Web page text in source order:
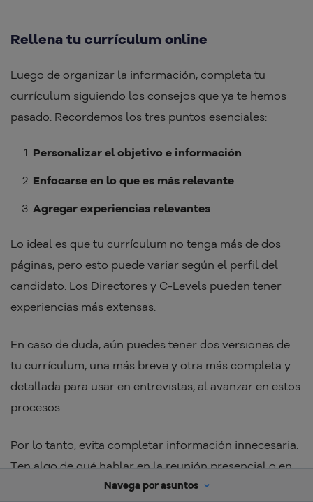
Rellena tu currículum online
Luego de organizar la información, completa tu
currículum siguiendo los consejos que ya te hemos
pasado. Recordemos los tres puntos esenciales:
Personalizar el objetivo e información
Enfocarse en lo que es más relevante
Agregar experiencias relevantes
Lo ideal es que tu currículum no tenga más de dos
páginas, pero esto puede variar según el perfil del
candidato. Los Directores y C-Levels pueden tener
experiencias más extensas.
En caso de duda, aún puedes tener dos versiones de
tu currículum, una más breve y otra más completa y
detallada para usar en entrevistas, al avanzar en estos
procesos.
Por lo tanto, evita completar información innecesaria.
Ten algo de qué hablar en la reunión presencial o en
la entrevista online.Navega por asuntos